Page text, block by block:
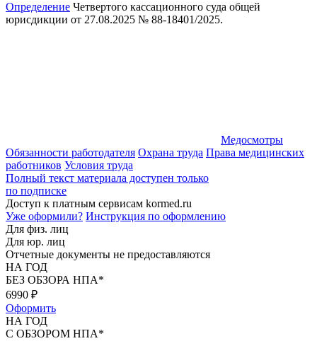
Определение Четвертого кассационного суда общей
юрисдикции от 27.08.2025 № 88-18401/2025.
Медосмотры
Обязанности работодателя Охрана труда Права медицинских
работников Условия труда
Полный текст материала доступен только
по подписке
Доступ к платным сервисам kormed.ru
Уже оформили? Инструкция по оформлению
Для физ. лиц
Для юр. лиц
Отчетные документы не предоставляются
НА ГОД
БЕЗ ОБЗОРА НПА*
6990 ₽
Оформить
НА ГОД
С ОБЗОРОМ НПА*